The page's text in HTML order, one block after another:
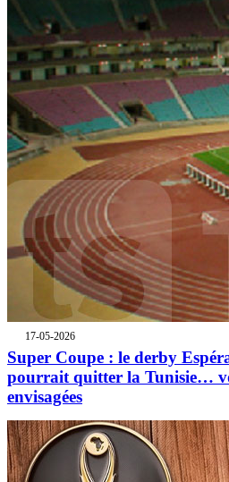
17-05-2026
Super Coupe : le derby
pourrait quitter la Tunisie…
envisagées